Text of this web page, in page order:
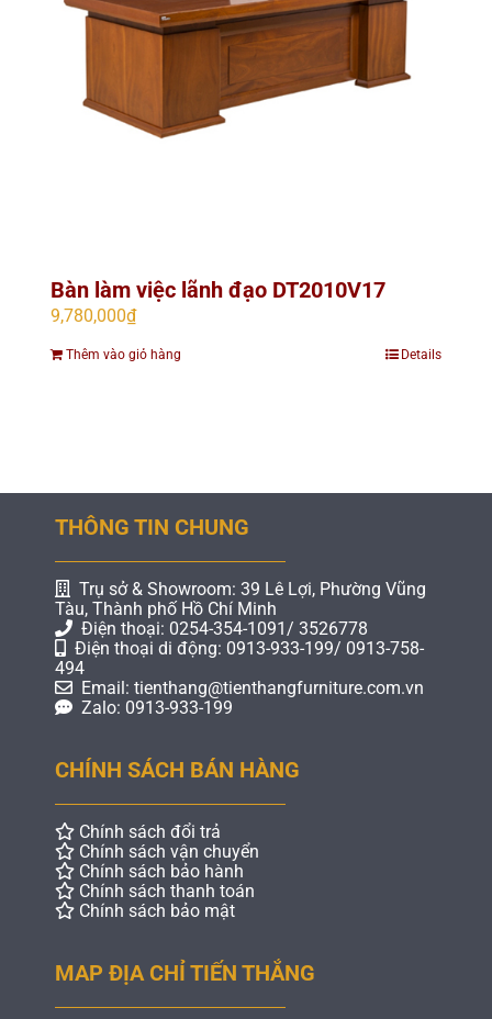
Bàn làm việc lãnh đạo DT2010V17
9,780,000₫
Thêm vào giỏ hàng Details
THÔNG TIN CHUNG
Trụ sở & Showroom: 39 Lê Lợi, Phường Vũng
Tàu, Thành phố Hồ Chí Minh
Điện thoại: 0254-354-1091/ 3526778
Điện thoại di động: 0913-933-199/ 0913-758-
494
Email: tienthang@tienthangfurniture.com.vn
Zalo: 0913-933-199
CHÍNH SÁCH BÁN HÀNG
Chính sách đổi trả
Chính sách vận chuyển
Chính sách bảo hành
Chính sách thanh toán
Chính sách bảo mật
MAP ĐỊA CHỈ TIẾN THẮNG